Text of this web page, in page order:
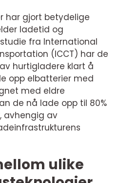
har gjort betydelige
ladetid og
fra International
(ICCT) har de
hurtigladere klart å
opp elbatterier med
med eldre
de nå lade opp til 80%
avhengig av
ulike